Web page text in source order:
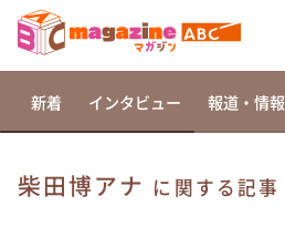
新着 インタビュー 報道・情報
柴田博アナ に関する記事